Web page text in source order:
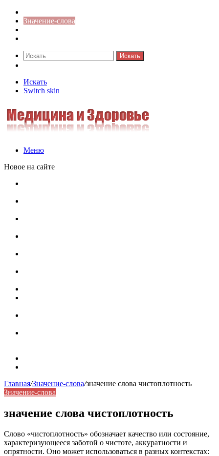
Значение-слова
Искать
Искать
Switch skin
Меню
Новое на сайте
Главная/Значение-слова/значение слова чистоплотность
Значение-слова
значение слова чистоплотность
Слово «чистоплотность» обозначает качество или состояние,
характеризующееся заботой о чистоте, аккуратности и
опрятности. Оно может использоваться в разных контекстах: